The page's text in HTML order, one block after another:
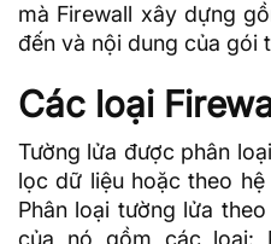
mà Firewall xây dựng
đến và nội dung của gói
Các loại
Tường lửa được phân
lọc dữ liệu hoặc theo
Phân loại tường lửa